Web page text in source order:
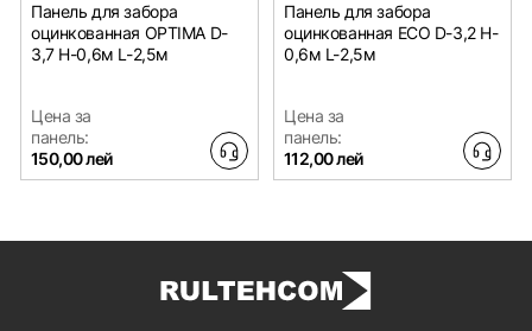
Панель для забора
оцинкованная OPTIMA D-
3,7 H-0,6м L-2,5м
Цена за
панель:
150,00 лей
Панель для забора
оцинкованная ECO D-3,2 H-
0,6м L-2,5м
Цена за
панель:
112,00 лей